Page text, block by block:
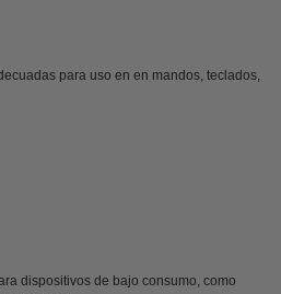
para uso en en mandos, teclados,
dispositivos de bajo consumo, como